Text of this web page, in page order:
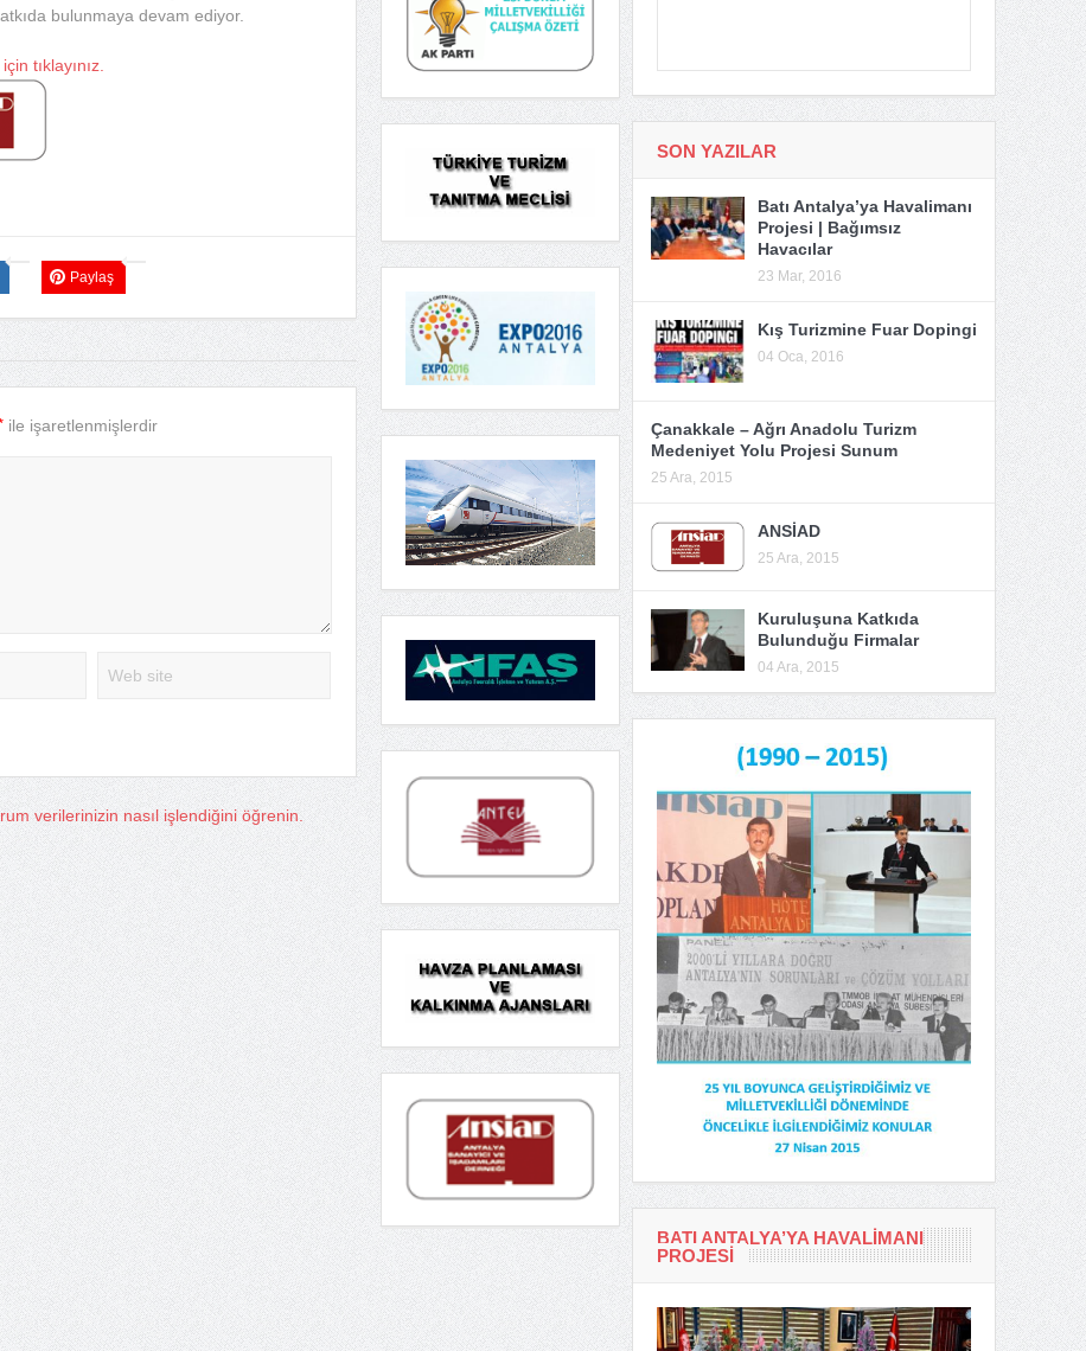
bulunmaya devam ediyor.
tıklayınız.
Paylaş
ile işaretlenmişlerdir
verilerinizin nasıl işlendiğini öğrenin.
SON YAZILAR
Batı Antalya’ya Havalimanı
Projesi | Bağımsız
Havacılar
23 Mar, 2016
Kış Turizmine Fuar Dopingi
04 Oca, 2016
Çanakkale – Ağrı Anadolu Turizm
Medeniyet Yolu Projesi Sunum
25 Ara, 2015
ANSİAD
25 Ara, 2015
Kuruluşuna Katkıda
Bulunduğu Firmalar
04 Ara, 2015
BATI ANTALYA’YA HAVALIMANI
PROJESI